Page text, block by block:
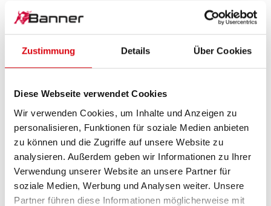
Zustimmung Details Über Cookies
Diese Webseite verwendet Cookies
Wir verwenden Cookies, um Inhalte und Anzeigen zu
personalisieren, Funktionen für soziale Medien anbieten
zu können und die Zugriffe auf unsere Website zu
analysieren. Außerdem geben wir Informationen zu Ihrer
Verwendung unserer Website an unsere Partner für
soziale Medien, Werbung und Analysen weiter. Unsere
Partner führen diese Informationen möglicherweise mit
Buffalo Bull SLI
610 48
Originalqualität zum Nachrüsten (OE).
PRODUKTDETAILS >
Diese Batterie kaufen:
HÄNDLER & EINBAUSERVICE >